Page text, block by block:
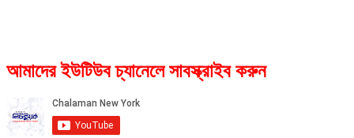
আমাদের ইউটিউব চ্যানেলে সাবস্ক্রাইব করুন